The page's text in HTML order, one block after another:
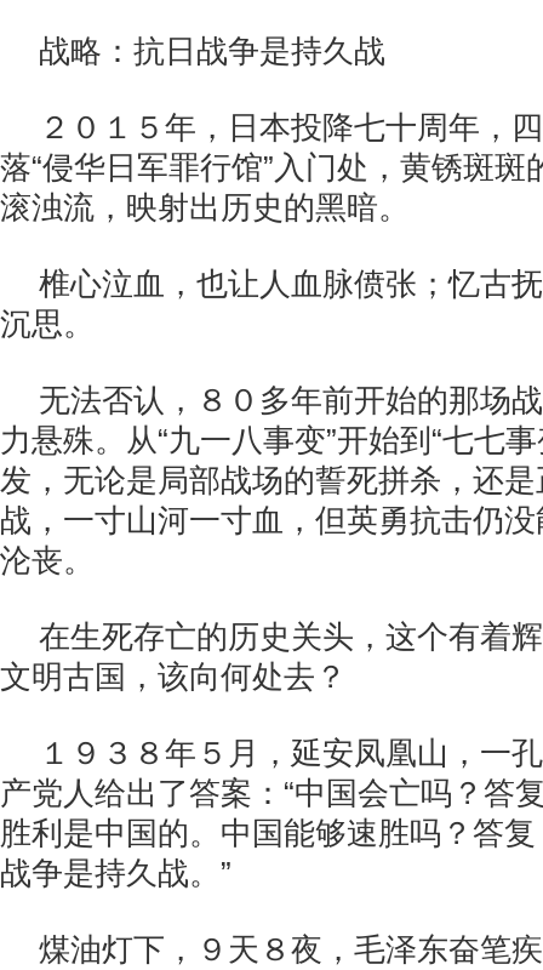
战略：抗日战争是持久战
２０１５年，日本投降七十周年，
落“侵华日军罪行馆”入门处，黄锈斑斑
滚浊流，映射出历史的黑暗。
椎心泣血，也让人血脉偾张；忆古
沉思。
无法否认，８０多年前开始的那场
力悬殊。从“九一八事变”开始到“七七
发，无论是局部战场的誓死拼杀，还
战，一寸山河一寸血，但英勇抗击仍
沦丧。
在生死存亡的历史关头，这个有着
文明古国，该向何处去？
１９３８年５月，延安凤凰山，一
产党人给出了答案：“中国会亡吗？答
胜利是中国的。中国能够速胜吗？答
战争是持久战。”
煤油灯下，９天８夜，毛泽东奋笔